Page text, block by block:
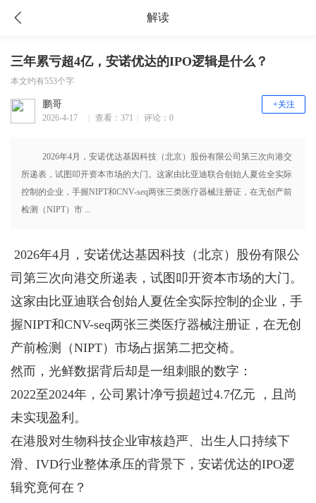
解读
三年累亏超4亿，安诺优达的IPO逻辑是什么？
本文约有553个字
鹏哥
2026-4-17
查看：371 评论：0
+关注
2026年4月，安诺优达基因科技（北京）股份有限公司第三次向港交
所递表，试图叩开资本市场的大门。这家由比亚迪联合创始人夏佐全实际
控制的企业，手握NIPT和CNV-seq两张三类医疗器械注册证，在无创产前
检测（NIPT）市 ...
2026年4月，安诺优达基因科技（北京）股份有限公
司第三次向港交所递表，试图叩开资本市场的大门。
这家由比亚迪联合创始人夏佐全实际控制的企业，手
握NIPT和CNV-seq两张三类医疗器械注册证，在无创
产前检测（NIPT）市场占据第二把交椅。
然而，光鲜数据背后却是一组刺眼的数字：
2022至2024年，公司累计净亏损超过4.7亿元 ，且尚
未实现盈利。
在港股对生物科技企业审核趋严、出生人口持续下
滑、IVD行业整体承压的背景下，安诺优达的IPO逻
辑究竟何在？